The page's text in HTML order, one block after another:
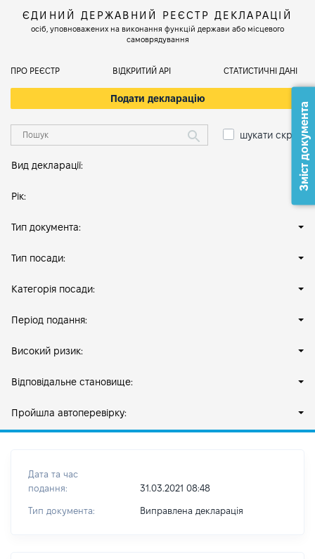
ЄДИНИЙ ДЕРЖАВНИЙ РЕЄСТР ДЕКЛАРАЦІЙ
осіб, уповноважених на виконання функцій держави або місцевого
самоврядування
ПРО РЕЄСТР ВІДКРИТИЙ АРІ СТАТИСТИЧНІ ДАНІ
Подати декларацію
шукати скрізь
Вид декларації:
Рік:
Тип документа:
Тип посади:
Категорія посади:
Період подання:
Високий ризик:
Відповідальне становище:
Пройшла автоперевірку:
Дата та час
подання:
31.03.2021 08:48
Тип документа: Виправлена декларація
Зміст документа